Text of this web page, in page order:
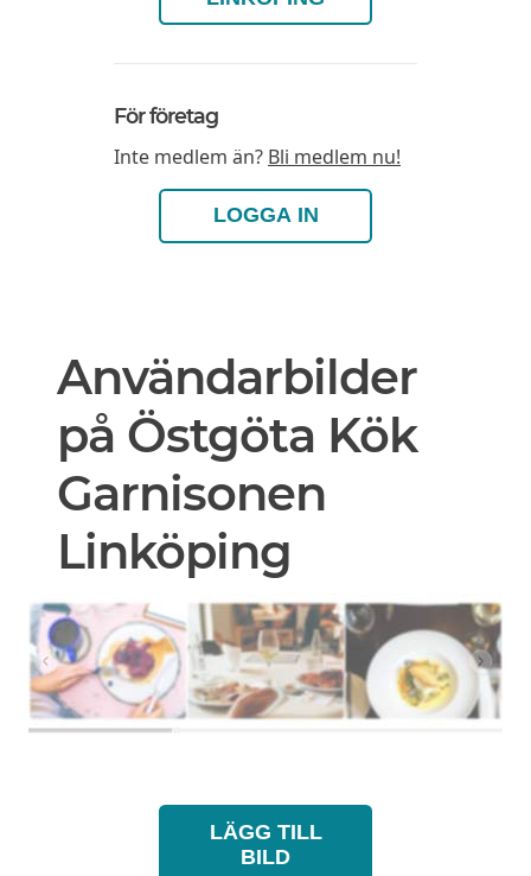
För företag
Inte medlem än? Bli medlem nu!
LOGGA IN
Användarbilder
på Östgöta Kök
Garnisonen
Linköping
LÄGG TILL
BILD